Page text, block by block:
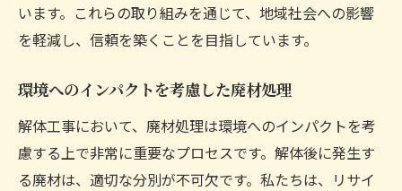
います。これらの取り組みを通じて、地域社会への影響
を軽減し、信頼を築くことを目指しています。
環境へのインパクトを考慮した廃材処理
解体工事において、廃材処理は環境へのインパクトを考
慮する上で非常に重要なプロセスです。解体後に発生す
る廃材は、適切な分別が不可欠です。私たちは、リサイ